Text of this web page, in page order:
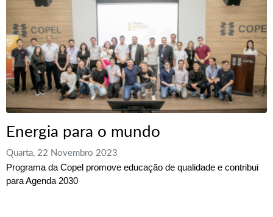
Energia para o mundo
Quarta, 22 Novembro 2023
Programa da Copel promove educação de qualidade e contribui
para Agenda 2030